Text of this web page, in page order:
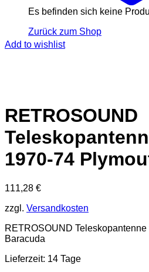
Es befinden sich keine
Zurück zum Shop
Add to wishlist
RETROSOUND
1970-74
111,28 €
zzgl. Versandkosten
RETROSOUND
Baracuda
Lieferzeit: 14 Tage